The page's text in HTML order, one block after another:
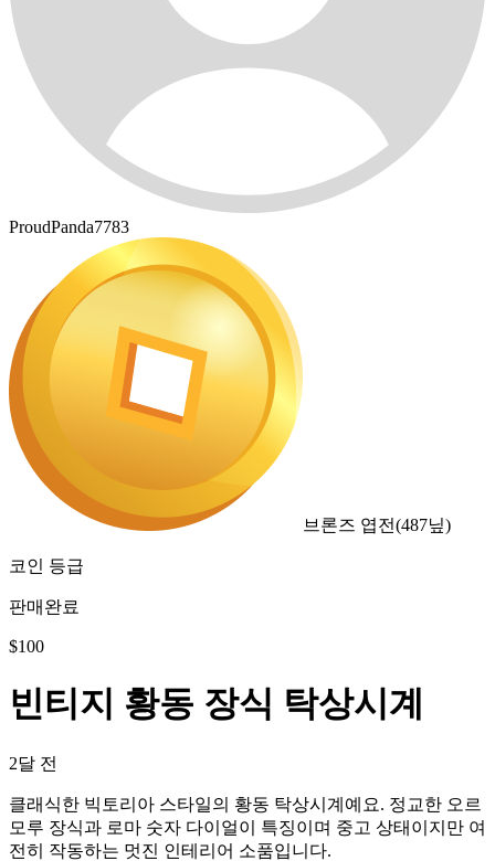
ProudPanda7783
브론즈 엽전(487닢)
코인 등급
판매완료
$100
빈티지 황동 장식 탁상시계
2달 전
클래식한 빅토리아 스타일의 황동 탁상시계예요. 정교한 오르
모루 장식과 로마 숫자 다이얼이 특징이며 중고 상태이지만 여
전히 작동하는 멋진 인테리어 소품입니다.